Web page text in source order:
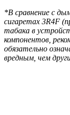
*В сравнение с
сигаретах 3R4F
табака в
компонентов,
обязательно
вредным, чем